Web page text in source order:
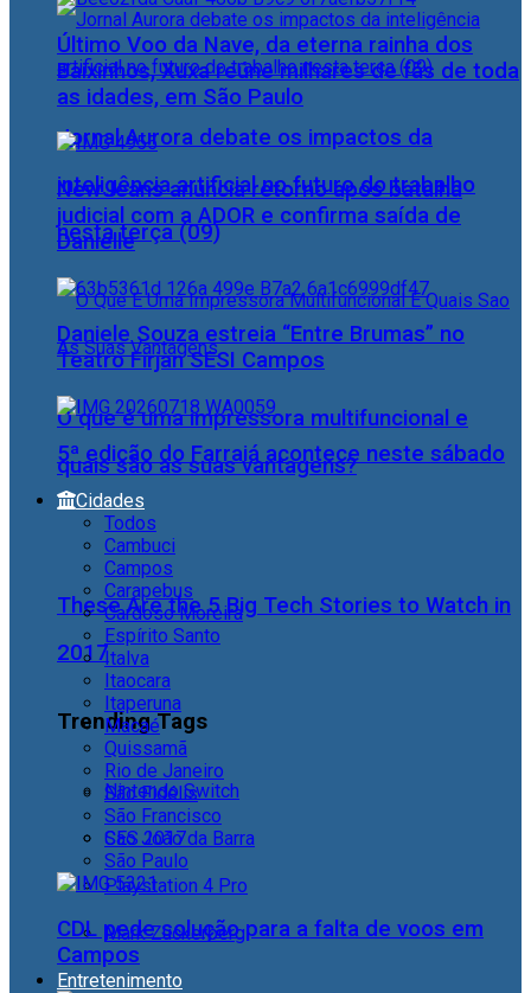
Jornal Aurora debate os impactos da
inteligência artificial no futuro do trabalho
nesta terça (09)
O que é uma impressora multifuncional e
quais são as suas vantagens?
These Are the 5 Big Tech Stories to Watch in
2017
Trending Tags
Nintendo Switch
CES 2017
Playstation 4 Pro
Mark Zuckerberg
Entretenimento
Último Voo da Nave, da eterna rainha dos
Baixinhos, Xuxa reúne milhares de fãs de toda
as idades, em São Paulo
NewJeans anuncia retorno após batalha
judicial com a ADOR e confirma saída de
Danielle
Daniele Souza estreia “Entre Brumas” no
Teatro Firjan SESI Campos
5ª edição do Farraiá acontece neste sábado
Cidades
Todos
Cambuci
Campos
Carapebus
Cardoso Moreira
Espírito Santo
Italva
Itaocara
Itaperuna
Macaé
Quissamã
Rio de Janeiro
São Fidélis
São Francisco
São João da Barra
São Paulo
CDL pede solução para a falta de voos em
Campos